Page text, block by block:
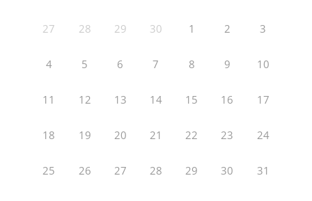
27 28 29 30 1 2 3
4 5 6 7 8 9 10
11 12 13 14 15 16 17
18 19 20 21 22 23 24
25 26 27 28 29 30 31